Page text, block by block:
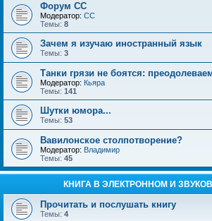
Форум СС
Модератор: CC
Темы: 8
Зачем я изучаю иностранный язык
Темы: 3
Танки грязи не боятся:
Модератор: Кьяра
Темы: 141
Шутки юмора...
Темы: 53
Вавилонское столпотворение?
Модератор: Владимир
Темы: 45
КНИГА В ЭЛЕКТРОННОМ И
Прочитать и послушать книгу
Темы: 4